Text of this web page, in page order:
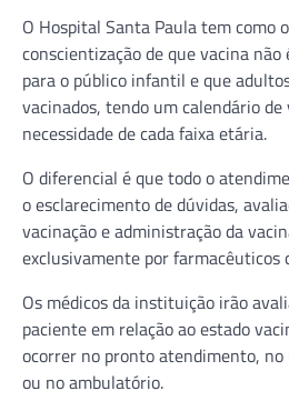
O Hospital Santa Paula tem como
conscientização de que vacina não
para o público infantil e que
vacinados, tendo um calendário
necessidade de cada faixa etária.
O diferencial é que todo o
o esclarecimento de dúvidas,
vacinação e administração da
exclusivamente por farmacêuticos
Os médicos da instituição irão
paciente em relação ao estado
ocorrer no pronto atendimento,
ou no ambulatório.